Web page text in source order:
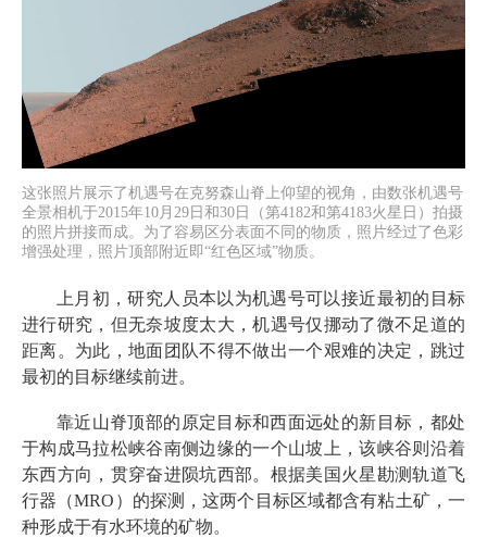
这张照片展示了机遇号在克努森山脊上仰望的视角，由数张机遇号
全景相机于2015年10月29日和30日（第4182和第4183火星日）拍摄
的照片拼接而成。为了容易区分表面不同的物质，照片经过了色彩
增强处理，照片顶部附近即“红色区域”物质。
上月初，研究人员本以为机遇号可以接近最初的目标
进行研究，但无奈坡度太大，机遇号仅挪动了微不足道的
距离。为此，地面团队不得不做出一个艰难的决定，跳过
最初的目标继续前进。
靠近山脊顶部的原定目标和西面远处的新目标，都处
于构成马拉松峡谷南侧边缘的一个山坡上，该峡谷则沿着
东西方向，贯穿奋进陨坑西部。根据美国火星勘测轨道飞
行器（MRO）的探测，这两个目标区域都含有粘土矿，一
种形成于有水环境的矿物。